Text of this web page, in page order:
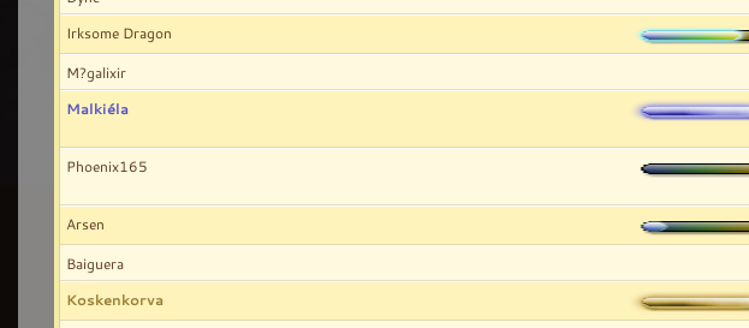
Irksome Dragon
M?galixir
Malkiéla
Phoenix165
Arsen
Baiguera
Koskenkorva